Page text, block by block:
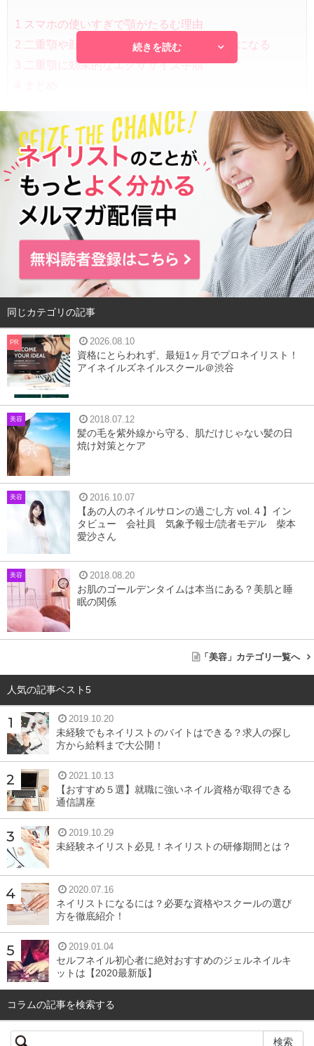
1
スマホの使いすぎで顎がたるむ理由
2 二重顎や顔のたるみは老けて見られる原因になる
3 二重顎に効果的なエクササイズ手順
スマホの使いすぎで顎がたるむ理由
スマホの使いすぎで二重顎になるという噂ですが、どうし
て顎がたるむのでしょうか？
二重顎やたるみの原因は筋力の低下
二重顎や顔のたるみの原因は、以下の3つの理由が考えら
れます。
①筋力の低下
②体重の増加
特に、スマホが原因である二重顎には、筋力の低下が関係
しています。スマホを見るとき、目線だけでなく顔や首
も、下を向いていませんか？首が前にかたむく姿勢は、あ
ごの下周辺にある筋肉（オトガイ筋）をおとろえさせてし
まいます。
また、スマホの一点を見つめるので無表情が多くなる、口
がへの字になるなど、無意識に顔が固まっています。顔に
は30種類以上の表情筋があるので、 表情筋がかたまると、
皮膚が垂れ下がり、たるみにもつながります。
そのため、長い時間同じ姿勢でスマホを見ていると、顎ま
わりの筋肉が弱くなって、二重顎や顔自体がたるんでしま
うようです。こまめに顔や口周りを動かすことが大切です
ね。
続きを読む
同じカテゴリの記事
PR 2026.08.10
資格にとらわれず、最短1ヶ月でプロネイリスト！
アイネイルズネイルスクール＠渋谷
美容 2018.07.12
髪の毛を紫外線から守る、肌だけじゃない髪の日
焼け対策とケア
美容 2016.10.07
【あの人のネイルサロンの過ごし方 vol.４】イン
タビュー 会社員 気象予報士/読者モデル 柴本
愛沙さん
美容 2018.08.20
お肌のゴールデンタイムは本当にある？美肌と睡
眠の関係
「美容」カテゴリ一覧へ
人気の記事ベスト5
2019.10.20
未経験でもネイリストのバイトはできる？求人の探し
方から給料まで大公開！
2021.10.13
【おすすめ５選】就職に強いネイル資格が取得できる
通信講座
2019.10.29
未経験ネイリスト必見！ネイリストの研修期間とは？
2020.07.16
ネイリストになるには？必要な資格やスクールの選び
方を徹底紹介！
2019.01.04
セルフネイル初心者に絶対おすすめのジェルネイルキ
ットは【2020最新版】
コラムの記事を検索する